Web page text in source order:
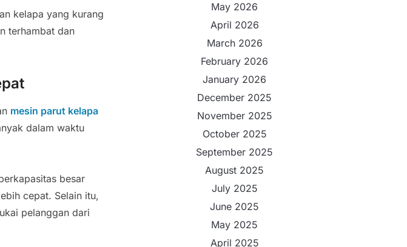
kelapa yang kurang
terhambat dan
mesin parut kelapa
dalam waktu
besar
cepat. Selain itu,
pelanggan dari
May 2026
April 2026
March 2026
February 2026
January 2026
December 2025
November 2025
October 2025
September 2025
August 2025
July 2025
June 2025
May 2025
April 2025